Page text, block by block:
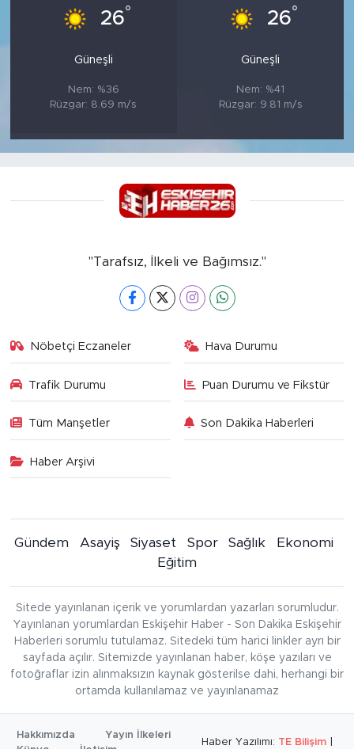
26°
Güneşli
Nem: %36
Rüzgar: 8.69 m/s
26°
Güneşli
Nem: %41
Rüzgar: 9.81 m/s
"Tarafsız, İlkeli ve Bağımsız."
Nöbetçi Eczaneler Hava Durumu
Trafik Durumu Puan Durumu ve Fikstür
Tüm Manşetler Son Dakika Haberleri
Haber Arşivi
Gündem Asayiş Siyaset Spor Sağlık
Ekonomi
Eğitim
Sitede yayınlanan içerik ve yorumlardan yazarları sorumludur.
Yayınlanan yorumlardan Eskişehir Haber - Son Dakika Eskişehir
Haberleri sorumlu tutulamaz. Sitedeki tüm harici linkler ayrı bir
sayfada açılır. Sitemizde yayınlanan haber, köşe yazıları ve
fotoğraflar izin alınmaksızın kaynak gösterilse dahi, herhangi bir
ortamda kullanılamaz ve yayınlanamaz
Hakkımızda
Yayın İlkeleri
Haber Yazılımı: TE Bilişim